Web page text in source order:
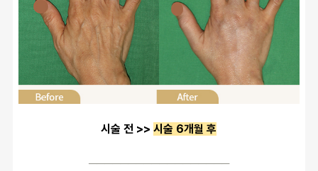
시술 전 >> 시술 6개월 후
──────────────────